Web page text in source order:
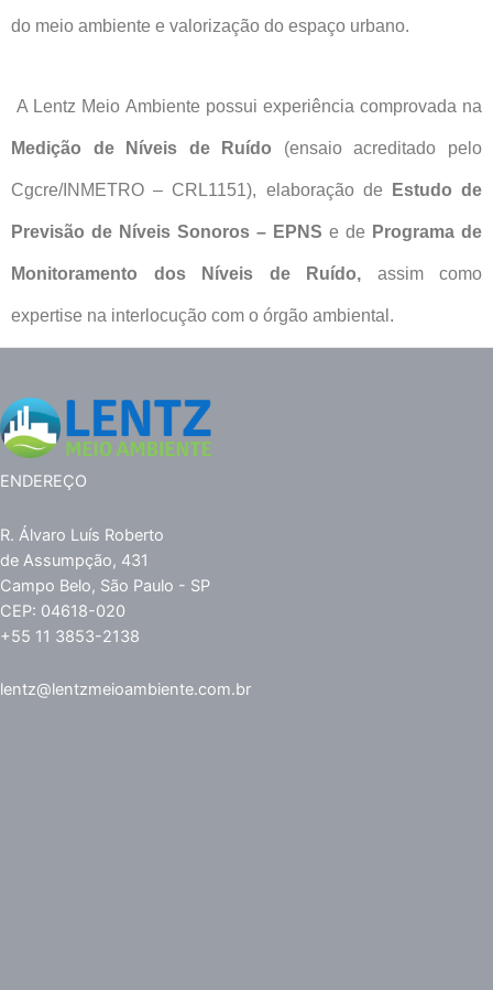
do meio ambiente e valorização do espaço urbano.
A Lentz Meio Ambiente possui experiência comprovada na
Medição de Níveis de Ruído (ensaio acreditado pelo
Cgcre/INMETRO – CRL1151), elaboração de Estudo de
Previsão de Níveis Sonoros – EPNS e de Programa de
Monitoramento dos Níveis de Ruído, assim como
expertise na interlocução com o órgão ambiental.
ENDEREÇO
R. Álvaro Luís Roberto
de Assumpção, 431
Campo Belo, São Paulo - SP
CEP: 04618-020
+55 11 3853-2138
lentz@lentzmeioambiente.com.br